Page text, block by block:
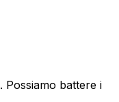
Possiamo battere i